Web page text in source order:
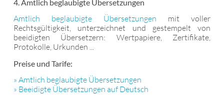
4. Amtlich beglaubigte Übersetzungen
Amtlich beglaubigte Übersetzungen mit voller
Rechtsgültigkeit, unterzeichnet und gestempelt von
beeidigten Übersetzern: Wertpapiere, Zertifikate,
Protokolle, Urkunden ...
Preise und Tarife:
» Amtlich beglaubigte Übersetzungen
» Beeidigte Übersetzungen auf Deutsch